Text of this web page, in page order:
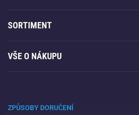
O nás
Acra garance
Kontakty
SORTIMENT
Fitness a posilování
Raketové sporty
Volný čas a zábava
VŠE O NÁKUPU
Vrácení a reklamace
ZPŮSOBY DORUČENÍ